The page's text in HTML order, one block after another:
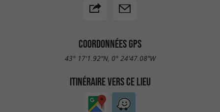
COORDONNÉES GPS
43° 17'1.92"N, 0° 24'47.08"W
ITINÉRAIRE VERS CE LIEU